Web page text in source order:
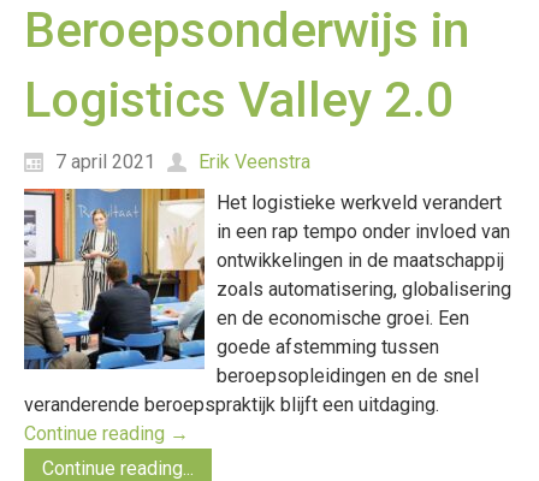
Beroepsonderwijs in
Logistics Valley 2.0
7 april 2021
Erik Veenstra
Het logistieke werkveld verandert
in een rap tempo onder invloed van
ontwikkelingen in de maatschappij
zoals automatisering, globalisering
en de economische groei. Een
goede afstemming tussen
beroepsopleidingen en de snel
veranderende beroepspraktijk blijft een uitdaging.
Continue reading →
Continue reading...